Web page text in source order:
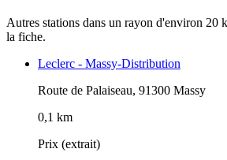
Autres stations dans un rayon d'environ 20
la fiche.
Leclerc - Massy-Distribution
Route de Palaiseau, 91300 Massy
0,1 km
Prix (extrait)